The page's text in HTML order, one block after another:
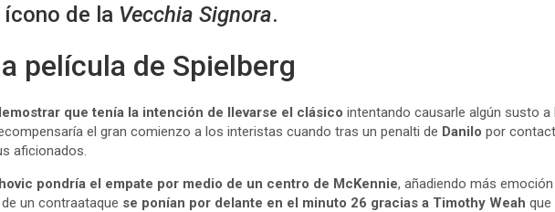
de la Vecchia Signora.
película de Spielberg
que tenía la intención de llevarse el clásico intentando causarle algún susto a
el gran comienzo a los interistas cuando tras un penalti de Danilo por
aficionados.
pondría el empate por medio de un centro de McKennie, añadiendo más
un contraataque se ponían por delante en el minuto 26 gracias a Timothy Weah que